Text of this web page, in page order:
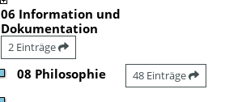
06 Information und
Dokumentation
2 Einträge
08 Philosophie 48 Einträge